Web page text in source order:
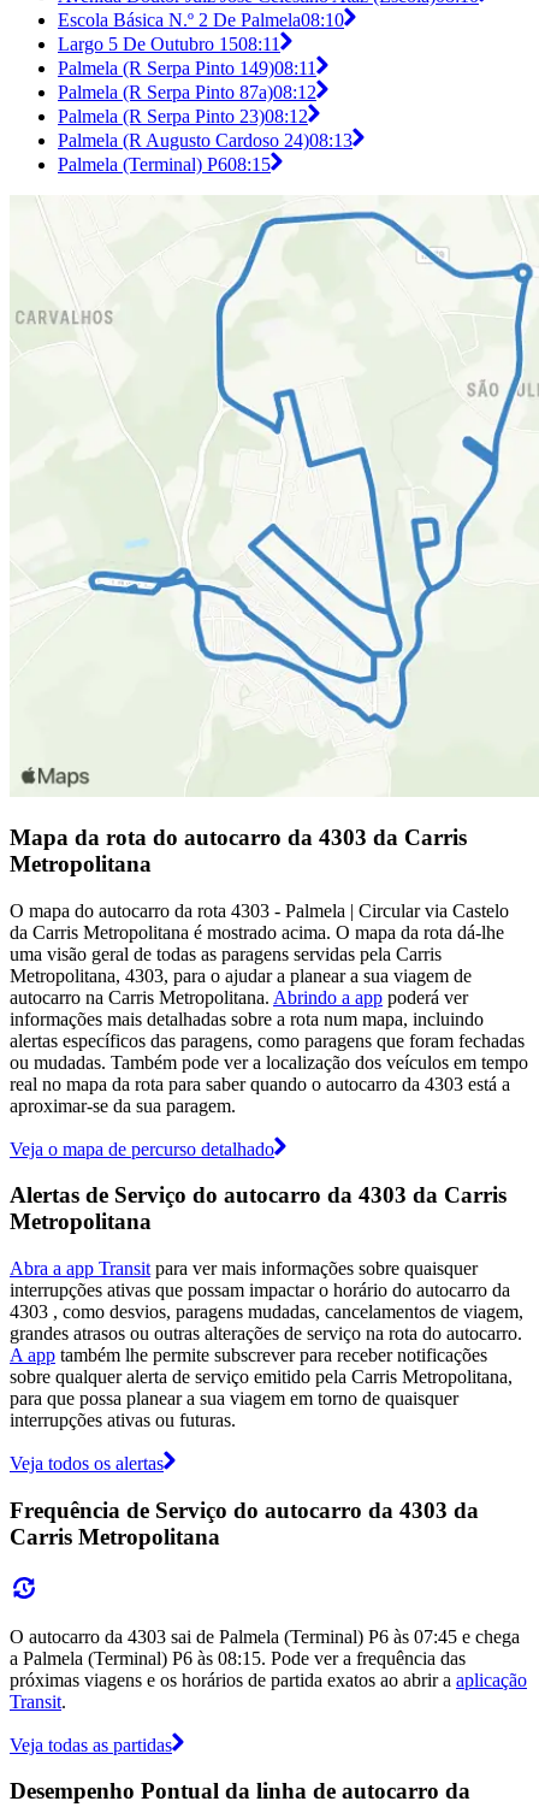
Escola Básica N.º 2 De Palmela08:10
Largo 5 De Outubro 1508:11
Palmela (R Serpa Pinto 149)08:11
Palmela (R Serpa Pinto 87a)08:12
Palmela (R Serpa Pinto 23)08:12
Palmela (R Augusto Cardoso 24)08:13
Palmela (Terminal) P608:15
Mapa da rota do autocarro da 4303 da Carris
Metropolitana
O mapa do autocarro da rota 4303 - Palmela | Circular via Castelo
da Carris Metropolitana é mostrado acima. O mapa da rota dá-lhe
uma visão geral de todas as paragens servidas pela Carris
Metropolitana, 4303, para o ajudar a planear a sua viagem de
autocarro na Carris Metropolitana. Abrindo a app poderá ver
informações mais detalhadas sobre a rota num mapa, incluindo
alertas específicos das paragens, como paragens que foram fechadas
ou mudadas. Também pode ver a localização dos veículos em tempo
real no mapa da rota para saber quando o autocarro da 4303 está a
aproximar-se da sua paragem.
Veja o mapa de percurso detalhado
Alertas de Serviço do autocarro da 4303 da Carris
Metropolitana
Abra a app Transit para ver mais informações sobre quaisquer
interrupções ativas que possam impactar o horário do autocarro da
4303 , como desvios, paragens mudadas, cancelamentos de viagem,
grandes atrasos ou outras alterações de serviço na rota do autocarro.
A app também lhe permite subscrever para receber notificações
sobre qualquer alerta de serviço emitido pela Carris Metropolitana,
para que possa planear a sua viagem em torno de quaisquer
interrupções ativas ou futuras.
Veja todos os alertas
Frequência de Serviço do autocarro da 4303 da
Carris Metropolitana
O autocarro da 4303 sai de Palmela (Terminal) P6 às 07:45 e chega
a Palmela (Terminal) P6 às 08:15. Pode ver a frequência das
próximas viagens e os horários de partida exatos ao abrir a aplicação
Transit.
Veja todas as partidas
Desempenho Pontual da linha de autocarro da